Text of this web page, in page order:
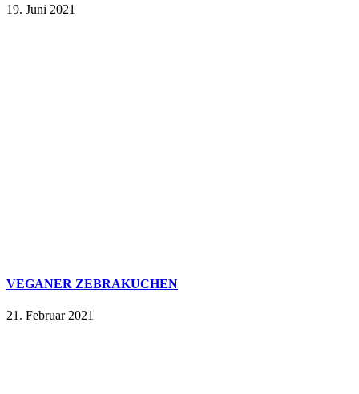
19. Juni 2021
VEGANER ZEBRAKUCHEN
21. Februar 2021